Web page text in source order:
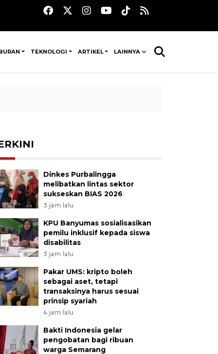
TEKNOLOGI ARTIKEL LAINNYA
Dinkes Purbalingga
melibatkan lintas sektor
sukseskan BIAS 2026
3 jam lalu
KPU Banyumas sosialisasikan
pemilu inklusif kepada siswa
disabilitas
3 jam lalu
Pakar UMS: kripto boleh
sebagai aset, tetapi
transaksinya harus sesuai
prinsip syariah
4 jam lalu
Bakti Indonesia gelar
pengobatan bagi ribuan
warga Semarang